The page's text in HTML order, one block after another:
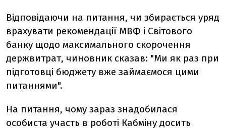
Відповідаючи на питання, чи збирається уряд
врахувати рекомендації МВФ і Світового
банку щодо максимального скорочення
держвитрат, чиновник сказав: "Ми як раз при
підготовці бюджету вже займаємося цими
питаннями".
На питання, чому зараз знадобилася
особиста участь в роботі Кабміну досить